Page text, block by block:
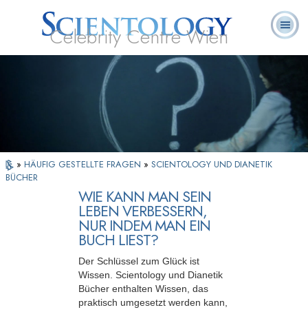
Celebrity Centre Wien
Scientology?
Ehrenamtliche
Geistliche
Häufig gestellte
Fragen
» HÄUFIG GESTELLTE FRAGEN » SCIENTOLOGY UND DIANETIK
BÜCHER
WIE KANN MAN SEIN
LEBEN VERBESSERN,
NUR INDEM MAN EIN
BUCH LIEST?
Der Schlüssel zum Glück ist
Wissen. Scientology und Dianetik
Bücher enthalten Wissen, das
praktisch umgesetzt werden kann,